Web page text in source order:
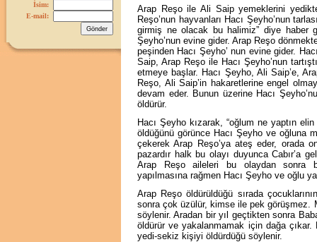
İsim:
E-mail:
Arap Reşo ile Ali Saip yemeklerini
Reşo’nun hayvanları Hacı Şeyho’nun
girmiş ne olacak bu halimiz” diye haber
Şeyho’nun evine gider. Arap Reşo
peşinden Hacı Şeyho’ nun evine gider.
Saip, Arap Reşo ile Hacı Şeyho’nun
etmeye başlar. Hacı Şeyho, Ali Saip’e,
Reşo, Ali Saip’in hakaretlerine engel
devam eder. Bunun üzerine Hacı
öldürür.
Hacı Şeyho kızarak, “oğlum ne yaptın
öldüğünü görünce Hacı Şeyho ve oğluna
çekerek Arap Reşo’ya ateş eder, orada
pazardır halk bu olayı duyunca Cabır’a
Arap Reşo aileleri bu olaydan sonra
yapılmasına rağmen Hacı Şeyho ve oğlu
Arap Reşo öldürüldüğü sırada
sonra çok üzülür, kimse ile pek görüşmez.
söylenir. Aradan bir yıl geçtikten sonra
öldürür ve yakalanmamak için dağa çıkar.
yedi-sekiz kişiyi öldürdüğü söylenir.